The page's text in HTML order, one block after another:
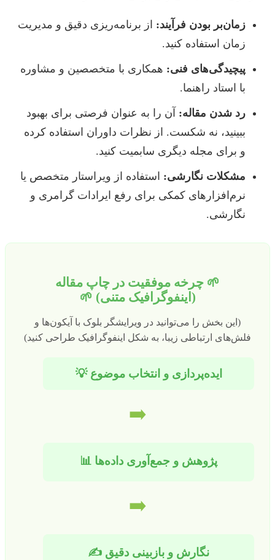
زمان‌بر بودن فرآیند: از برنامه‌ریزی دقیق و مدیریت
زمان استفاده کنید.
پیچیدگی‌های فنی: همکاری با متخصصین و مشاوره
با استاد راهنما.
رد شدن مقاله: آن را به عنوان فرصتی برای بهبود
ببینید، نه شکست. از نظرات داوران استفاده کرده
و برای مجله دیگری سابمیت کنید.
مشکلات نگارشی: استفاده از ویراستار متخصص یا
نرم‌افزارهای کمکی برای رفع ایرادات گرامری و
نگارشی.
🌱 چرخه موفقیت در چاپ مقاله
(اینفوگرافیک متنی) 🌱
(این بخش را می‌توانید در ویرایشگر بلوک با آیکون‌ها و
فلش‌های ارتباطی زیبا، به شکل اینفوگرافیک طراحی کنید)
ایده‌پردازی و انتخاب موضوع 💡
➡️
پژوهش و جمع‌آوری داده‌ها 📊
➡️
نگارش و بازبینی دقیق ✍️